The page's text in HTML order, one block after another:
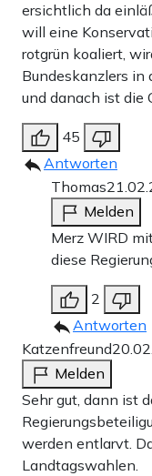
ersichtlich da
will eine
rotgrün koaliert,
Bundeskanzlers in
und danach ist die
45
Antworten
Thomas
Melden
Merz WIRD
diese
2
Antworten
Katzenfreund
Melden
Sehr gut, dann ist
werden entlarvt.
Landtagswahlen.